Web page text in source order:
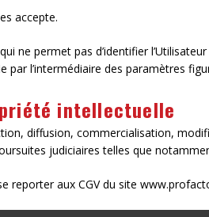
accepte.
ne permet pas d’identifier
par l’intermédiaire des paramètres
intellectuelle
diffusion, commercialisation,
judiciaires telles que
reporter aux CGV du site